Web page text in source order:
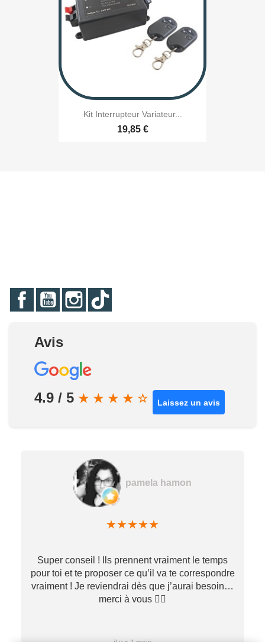
Kit Interrupteur Variateur...
19,85 €
FacebookYouTubeInstagram
Avis
4.9 / 5 ★ ★ ★ ★ ☆ Laissez un avis
pamela hamon
★★★★★
Super conseil ! Ils prennent vraiment le temps
pour toi et te proposer ce qu’il va te correspondre
vraiment ! Je reviendrai dès que j’aurai besoin…
merci à vous ✌🏼